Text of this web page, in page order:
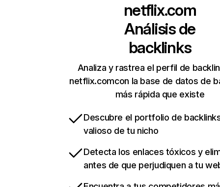
netflix.com
Análisis de
backlinks
Analiza y rastrea el perfil de
netflix.comcon la base de datos de
más rápida que existe
Descubre el portfolio de
valioso de tu nicho
Detecta los enlaces tóxicos y
antes de que perjudiquen a tu